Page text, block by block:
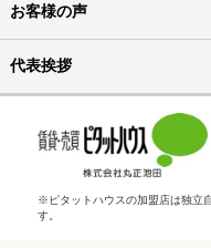
お客様の声
代表挨拶
※ピタットハウスの加盟店は独立
す。